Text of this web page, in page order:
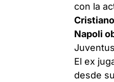
con la
Napoli
El ex
desde